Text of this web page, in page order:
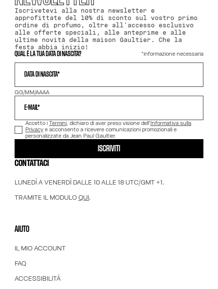
Iscrivetevi alla nostra newsletter e
approfittate del 10% di sconto sul vostro primo
ordine di profumo, oltre all'accesso esclusivo
alle offerte speciali, alle anteprime e alle
ultime novità della maison Gaultier. Che la
festa abbia inizio!
QUAL È LA TUA DATA DI NASCITA? *informazione necessaria
DATA DI NASCITA*
GG/MM/AAAA
E-MAIL*
Accetto i Termini, dichiaro di aver preso visione dell'Informativa sulla
Privacy e acconsento a ricevere comunicazioni promozionali e
personalizzate da Jean Paul Gaultier.
ISCRIVITI
CONTATTACI
LUNEDÌ A VENERDÌ DALLE 10 ALLE 18 UTC/GMT +1.
TRAMITE IL MODULOQUI.
AIUTO
IL MIO ACCOUNT
FAQ
ACCESSIBILITÀ